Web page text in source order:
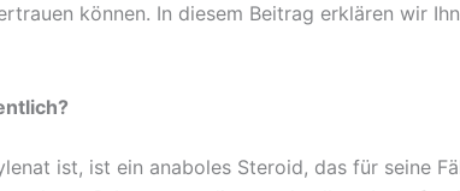
können. In diesem Beitrag erklären wir
ist, ist ein anaboles Steroid, das für seine